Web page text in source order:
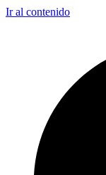
Ir al contenido